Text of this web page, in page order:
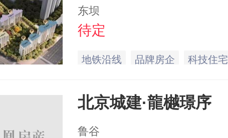
东坝
待定
地铁沿线 品牌房企 科技住宅
北京城建·龍樾璟序
鲁谷